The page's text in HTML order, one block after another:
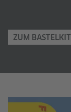
ZUM BASTELKIT